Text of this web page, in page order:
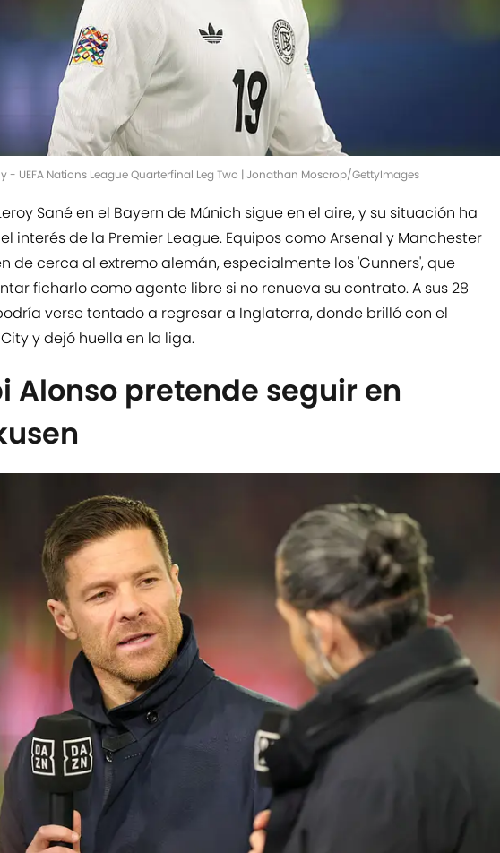
- UEFA Nations League Quarterfinal Leg Two | Jonathan Moscrop/GettyImages
Sané en el Bayern de Múnich sigue en el aire, y su situación ha
interés de la Premier League. Equipos como Arsenal y Manchester
de cerca al extremo alemán, especialmente los 'Gunners', que
ficharlo como agente libre si no renueva su contrato. A sus 28
verse tentado a regresar a Inglaterra, donde brilló con el
y dejó huella en la liga.
Alonso pretende seguir en